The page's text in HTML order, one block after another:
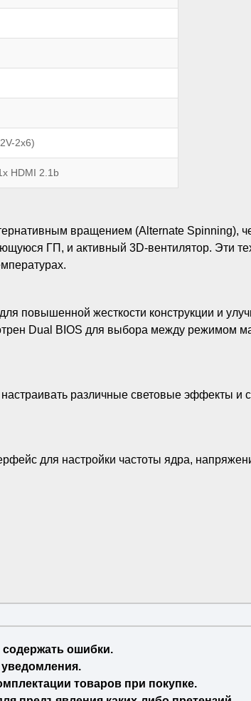
2x6)
HDMI 2.1b
вращением (Alternate Spinning),
ГП, и активный 3D-вентилятор. Эти
повышенной жесткости конструкции и
Dual BIOS для выбора между режимом
различные световые эффекты и
для настройки частоты ядра,
содержать ошибки.
товаров при покупке.